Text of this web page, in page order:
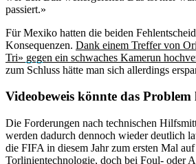
passiert.»
Für Mexiko hatten die beiden
Konsequenzen. Dank einem Treffer von
Tri» gegen ein schwaches Kamerun
zum Schluss hätte man sich allerdings
Videobeweis könnte das Problem
Die Forderungen nach technischen
werden dadurch dennoch wieder deutlich
die FIFA in diesem Jahr zum ersten Mal
Torlinientechnologie, doch bei Foul- oder